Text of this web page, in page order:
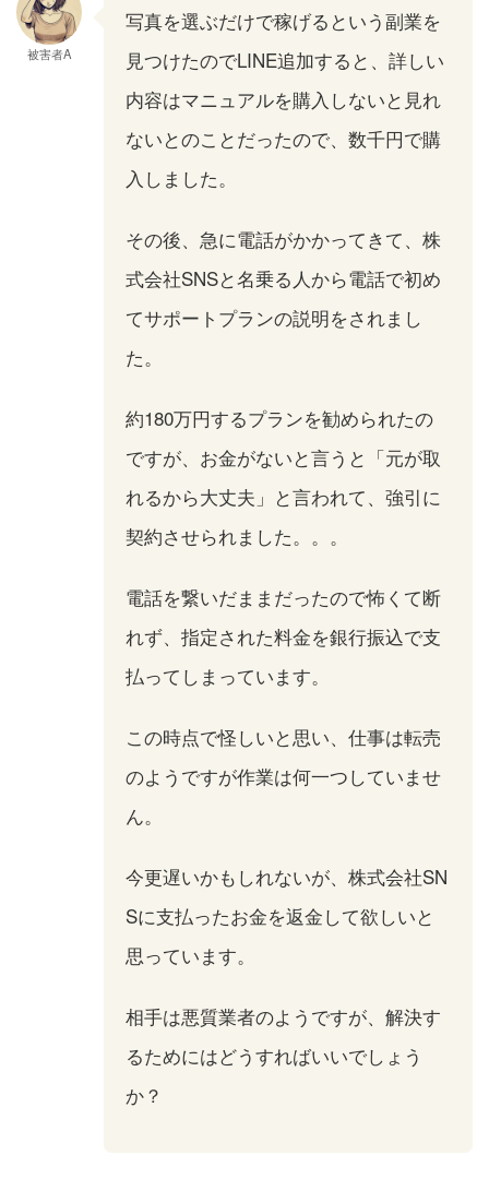
被害者A
写真を選ぶだけで稼げるという副業を
見つけたのでLINE追加すると、詳しい
内容はマニュアルを購入しないと見れ
ないとのことだったので、数千円で購
入しました。
その後、急に電話がかかってきて、株
式会社SNSと名乗る人から電話で初め
てサポートプランの説明をされまし
た。
約180万円するプランを勧められたの
ですが、お金がないと言うと「元が取
れるから大丈夫」と言われて、強引に
契約させられました。。。
電話を繋いだままだったので怖くて断
れず、指定された料金を銀行振込で支
払ってしまっています。
この時点で怪しいと思い、仕事は転売
のようですが作業は何一つしていませ
ん。
今更遅いかもしれないが、株式会社SN
Sに支払ったお金を返金して欲しいと
思っています。
相手は悪質業者のようですが、解決す
るためにはどうすればいいでしょう
か？